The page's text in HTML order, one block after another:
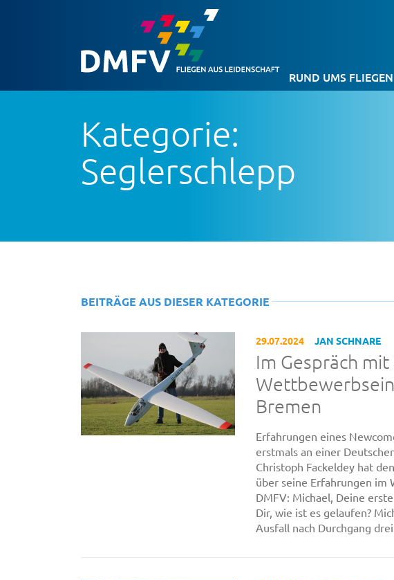
RUND UMS FLIEGEN
Kategorie:
Seglerschlepp
BEITRÄGE AUS DIESER KATEGORIE
29.07.2024 JAN SCHNARE
Im Gespräch
Bremen
Erfahrungen eines
erstmals an einer
Christoph Fackeldey hat
über seine Erfahrungen im
DMFV: Michael, Deine
Dir, wie ist es gelaufen?
Ausfall nach Durchgang